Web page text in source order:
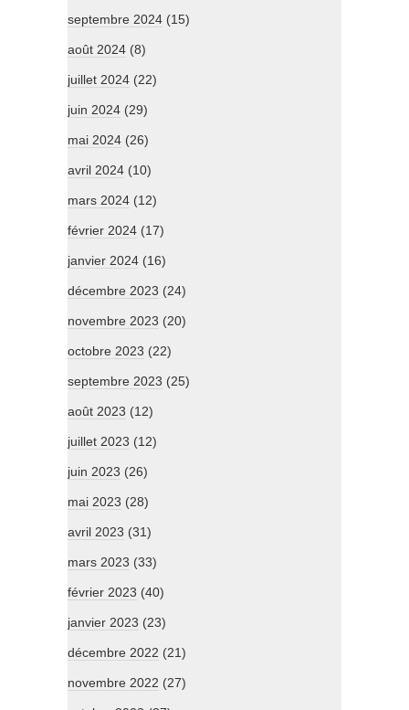
septembre 2024 (15)
août 2024 (8)
juillet 2024 (22)
juin 2024 (29)
mai 2024 (26)
avril 2024 (10)
mars 2024 (12)
février 2024 (17)
janvier 2024 (16)
décembre 2023 (24)
novembre 2023 (20)
octobre 2023 (22)
septembre 2023 (25)
août 2023 (12)
juillet 2023 (12)
juin 2023 (26)
mai 2023 (28)
avril 2023 (31)
mars 2023 (33)
février 2023 (40)
janvier 2023 (23)
décembre 2022 (21)
novembre 2022 (27)